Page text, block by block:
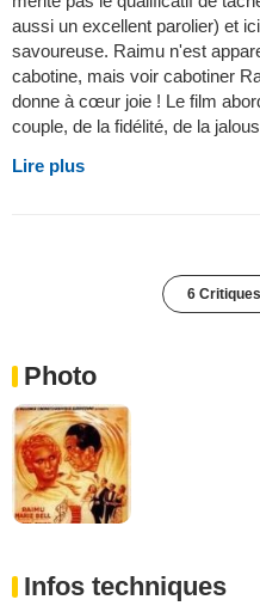
aussi un excellent parolier) et
savoureuse. Raimu n'est
cabotine, mais voir cabotiner
donne à cœur joie ! Le film
couple, de la fidélité, de la
Lire plus
6
Photo
Infos techniques